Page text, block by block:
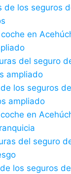
de los seguros
en
del seguro
ampliado
los seguros
ampliado
en
del seguro
los seguros